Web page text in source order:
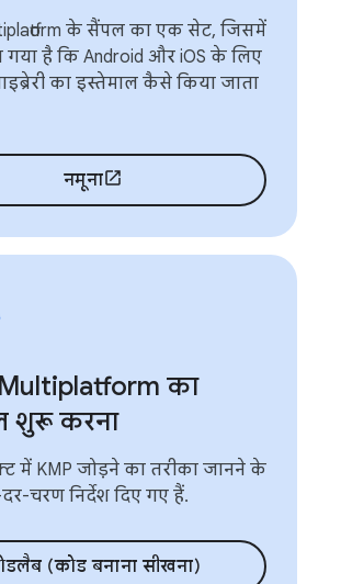
के सैंपल का एक सेट, जिसमें
गया है कि Android और iOS के लिए
का इस्तेमाल कैसे किया जाता
नमूना
का
शुरू करना
में KMP जोड़ने का तरीका जानने के
चरण निर्देश दिए गए हैं.
(कोड बनाना सीखना)